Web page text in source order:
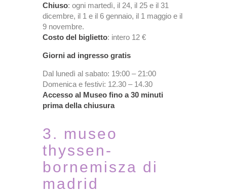
Chiuso: ogni martedì, il 24, il 25 e il 31
dicembre, il 1 e il 6 gennaio, il 1 maggio e il
9 novembre.
Costo del biglietto: intero 12 €
Giorni ad ingresso gratis
Dal lunedì al sabato: 19:00 – 21:00
Domenica e festivi: 12.30 – 14.30
Accesso al Museo fino a 30 minuti
prima della chiusura
3. museo
thyssen-
bornemisza di
madrid